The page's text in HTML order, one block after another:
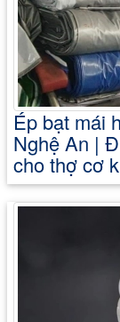
Ép bạt mái
Nghệ An |
cho thợ cơ